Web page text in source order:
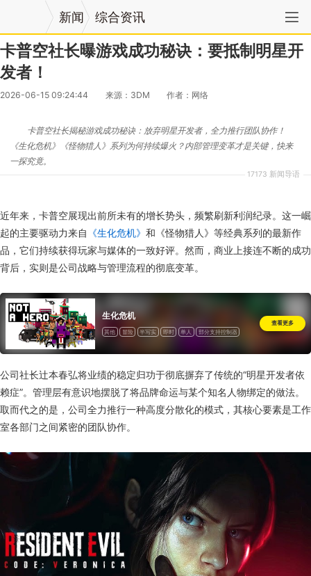
新闻 综合资讯
卡普空社长曝游戏成功秘诀：要抵制明星开
发者！
2026-06-15 09:24:44 来源：3DM 作者：网络
17173 新闻导语
卡普空社长揭秘游戏成功秘诀：放弃明星开发者，全力推行团队协作！
《生化危机》《怪物猎人》系列为何持续爆火？内部管理变革才是关键，快来
一探究竟。
近年来，卡普空展现出前所未有的增长势头，频繁刷新利润纪录。这一崛
起的主要驱动力来自 《生化危机》 和《怪物猎人》等经典系列的最新作
品，它们持续获得玩家与媒体的一致好评。然而，商业上接连不断的成功
背后，实则是公司战略与管理流程的彻底变革。
生化危机
其他 冒险 半写实 即时 单人
部分支持控制器
查看更多
公司社长辻本春弘将业绩的稳定归功于彻底摒弃了传统的“明星开发者依
赖症”。管理层有意识地摆脱了将品牌命运与某个知名人物绑定的做法。
取而代之的是，公司全力推行一种高度分散化的模式，其核心要素是工作
室各部门之间紧密的团队协作。